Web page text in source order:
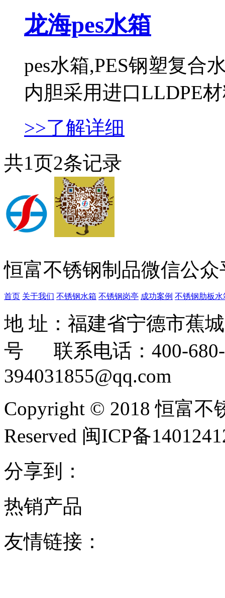
龙海pes水箱
pes水箱,PES钢塑复合
内胆采用进口LLDPE
>>了解详细
共1页2条记录
恒富不锈钢制品微信公众
首页 关于我们 不锈钢水箱 不锈钢岗亭 成功案例 不锈钢肋板水
地 址：福建省宁德市蕉
号 联系电话：400-
394031855@qq.com
Copyright © 2018 恒富不
Reserved 闽ICP备
分享到：
热销产品
友情链接：